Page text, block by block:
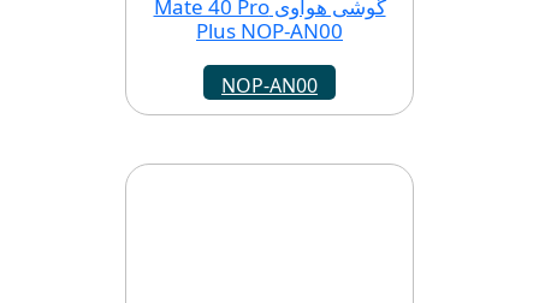
گوشی هواوی Mate 40 Pro
Plus NOP-AN00
NOP-AN00